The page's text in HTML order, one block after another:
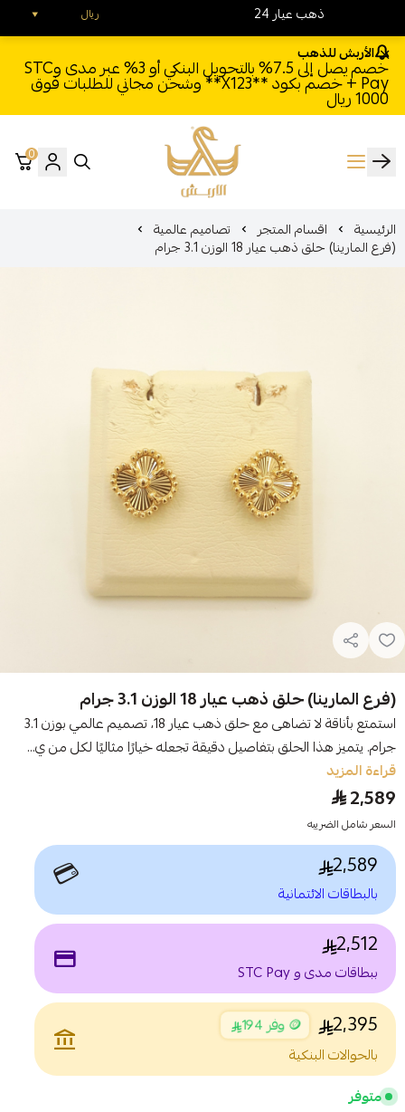
الأربش للذهب
خصم يصل إلى 7.5% بالتحويل البنكي أو 3% عبر مدى وSTC
Pay + خصم بكود **X123** وشحن مجاني للطلبات فوق
1000 ريال
الأربش للذهب
0
الرئيسية اقسام المتجر تصاميم عالمية
(فرع المارينا) حلق ذهب عيار 18 الوزن 3.1 جرام
(فرع المارينا) حلق ذهب عيار 18 الوزن 3.1 جرام
استمتع بأناقة لا تضاهى مع حلق ذهب عيار 18، تصميم عالمي بوزن 3.1
جرام. يتميز هذا الحلق بتفاصيل دقيقة تجعله خيارًا مثاليًا لكل من ي...
قراءة المزيد
2,589
السعر شامل الضريبه
2,589
بالبطاقات الائتمانية 💳
2,512
ببطاقات مدى و STC Pay payment
2,395 🪙 وفر 194
بالحوالات البنكية
account_balance
متوفر
24 ذهب عيار ريال